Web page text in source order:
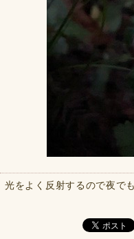
光をよく反射するので夜で